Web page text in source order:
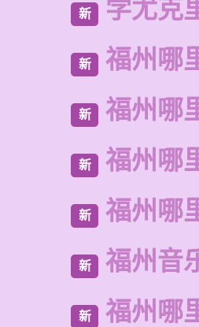
新 学尤克
新 福州哪
新 福州哪
新 福州哪
新 福州哪
新 福州音
新 福州哪